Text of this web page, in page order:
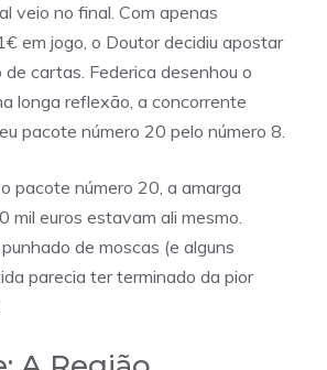
veio no final. Com apenas
em jogo, o Doutor decidiu apostar
cartas. Federica desenhou o
longa reflexão, a concorrente
pacote número 20 pelo número 8.
pacote número 20, a amarga
mil euros estavam ali mesmo.
de moscas (e alguns
parecia ter terminado da pior